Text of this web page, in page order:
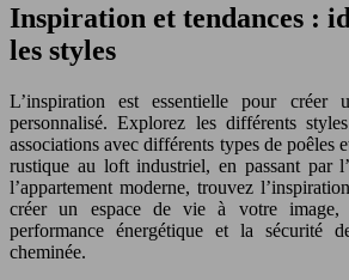
Inspiration et tendances :
les styles
L’inspiration est essentielle pour créer
personnalisé. Explorez les différents
associations avec différents types de poêles
rustique au loft industriel, en passant par
l’appartement moderne, trouvez
créer un espace de vie à votre
performance énergétique et la sécurité
cheminée.